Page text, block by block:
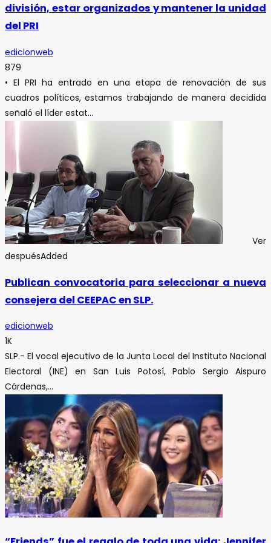
división, estar organizados y mantener la unidad
del PRI
edicionweb
879
• El PRI ha entrado en una etapa de renovación de sus
cuadros políticos, estamos trabajando de manera decidida
señaló el líder estat...
Ver
despuésAdded
Publican convocatoria para seleccionar a nueva
consejera del CEEPAC en SLP.
edicionweb
1K
SLP.- El vocal ejecutivo de la Junta Local del Instituto Nacional
Electoral (INE) en San Luis Potosí, Pablo Sergio Aispuro
Cárdenas,...